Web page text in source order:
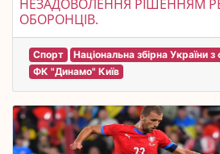
НЕЗАДОВОЛЕННЯ РІШЕННЯМ
ОБОРОНЦІВ.
Спорт
Національна збірна України
ФК "Динамо" Київ